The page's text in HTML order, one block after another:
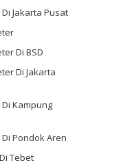
Jakarta Pusat
Di BSD
Di Jakarta
Di Kampung
Di Pondok Aren
Tebet